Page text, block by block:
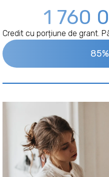
1 760
Credit cu porțiune de grant.